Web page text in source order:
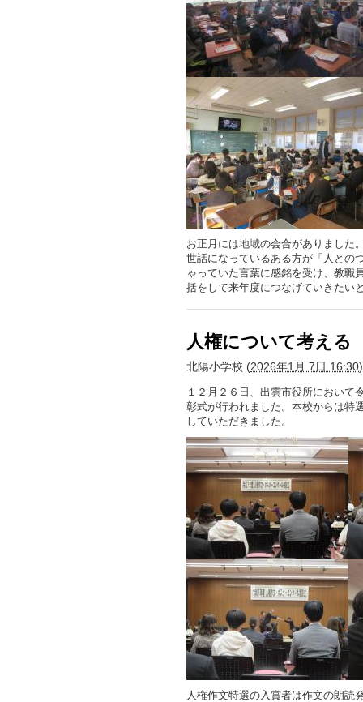
お正月には地域の会合がありました
世話になっているある方が「人との
ゃっていた言葉に感銘を受け、教職
括をして来年度につなげていきたい
人権について考える
北陽小学校 (2026年1月 7日 16:30)
１２月２６日、出雲市役所において
彰式が行われました。本校からは特
していただきました。
人権作文特選の入賞者は作文の朗読